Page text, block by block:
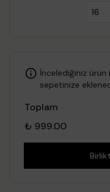
İncelediğiniz
sepetinize
Toplam
₺ 999.00